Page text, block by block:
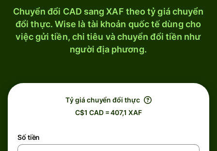
Chuyển đổi CAD sang XAF theo tỷ giá chuyển
đổi thực. Wise là tài khoản quốc tế dùng cho
việc gửi tiền, chi tiêu và chuyển đổi tiền như
người địa phương.
Tỷ giá chuyển đổi thực
C$1 CAD = 407,1 XAF
Số tiền